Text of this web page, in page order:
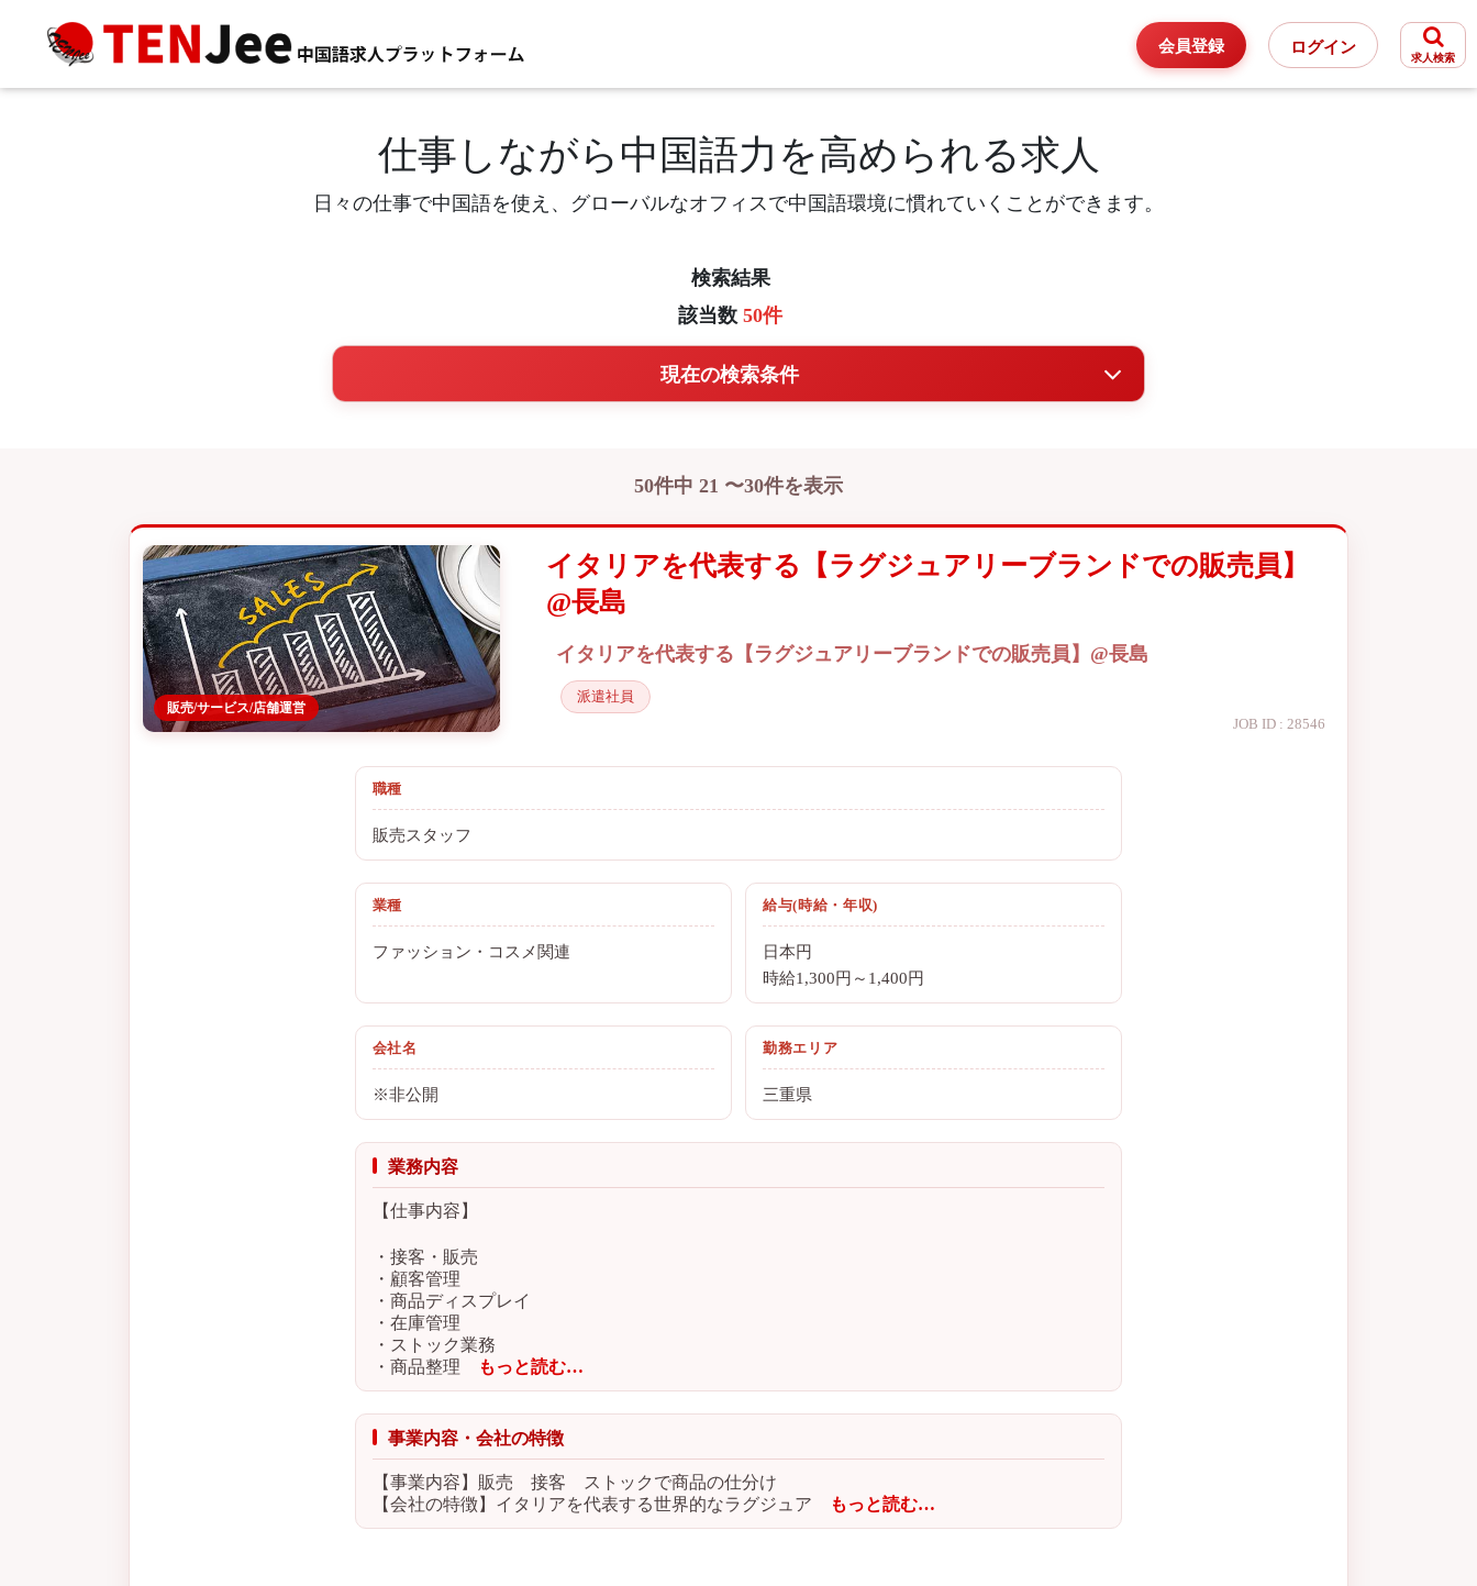
会員登録 ログイン
求人検索
仕事しながら中国語力を高められる求人
日々の仕事で中国語を使え、グローバルなオフィスで中国語環境に慣れていくことができます。
検索結果
該当数 50件
現在の検索条件
50件中 21 〜30件を表示
販売/サービス/店舗運営
イタリアを代表する【ラグジュアリーブランドでの販売員】
@長島
イタリアを代表する【ラグジュアリーブランドでの販売員】@長島
派遣社員
JOB ID : 28546
職種
販売スタッフ
業種
ファッション・コスメ関連
給与(時給・年収)
日本円
時給1,300円～1,400円
会社名
※非公開
勤務エリア
三重県
業務内容
【仕事内容】
・接客・販売
・顧客管理
・商品ディスプレイ
・在庫管理
・ストック業務
・商品整理 もっと読む…
事業内容・会社の特徴
【事業内容】販売 接客 ストックで商品の仕分け
【会社の特徴】イタリアを代表する世界的なラグジュア もっと読む…